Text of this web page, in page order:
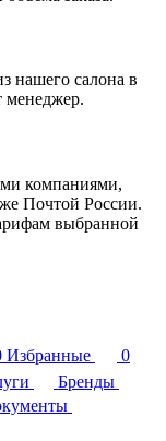
нашего салона в
менеджер.
компаниями,
Почтой России.
выбранной
Избранные
0
Бренды